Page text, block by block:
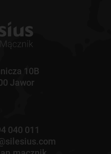
10B
Jawor
040 011